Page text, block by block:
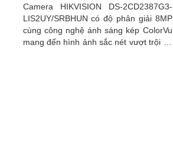
Camera HIKVISION DS-2CD2387G3-
LIS2UY/SRBHUN có độ phân giải 8MP
cùng công nghệ ánh sáng kép ColorVu
mang đến hình ảnh sắc nét vượt trội có